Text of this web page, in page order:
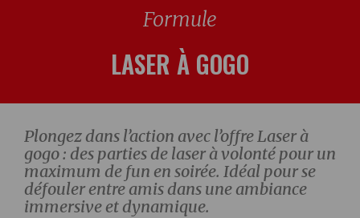
Formule
LASER À GOGO
Plongez dans l’action avec l’offre Laser à
gogo : des parties de laser à volonté pour un
maximum de fun en soirée. Idéal pour se
défouler entre amis dans une ambiance
immersive et dynamique.